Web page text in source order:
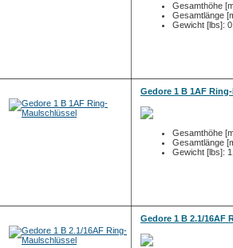
Gesamthöhe
Gesamtlänge
Gewicht [lbs]:
Gedore 1 B 1AF
Gesamthöhe
Gesamtlänge
Gewicht [lbs]:
Gedore 1 B 2.1/16AF